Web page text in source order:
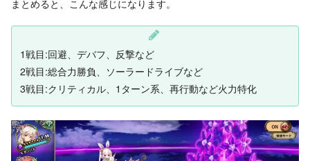
まとめると、こんな感じになります。
1戦目:回避、デバフ、反撃など
2戦目:総合力勝負、ソーラードライブなど
3戦目:クリティカル、1ターン系、再行動など火力特化